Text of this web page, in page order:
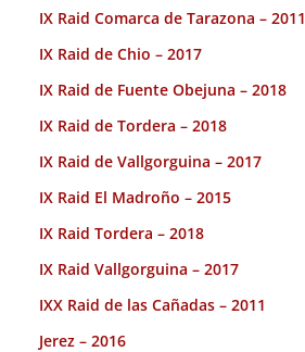
IX Raid Comarca de Tarazona – 2011
IX Raid de Chio – 2017
IX Raid de Fuente Obejuna – 2018
IX Raid de Tordera – 2018
IX Raid de Vallgorguina – 2017
IX Raid El Madroño – 2015
IX Raid Tordera – 2018
IX Raid Vallgorguina – 2017
IXX Raid de las Cañadas – 2011
Jerez – 2016